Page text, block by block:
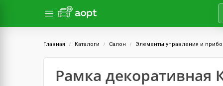
Главная Каталоги Салон Элементы управления и
Рамка декоративная